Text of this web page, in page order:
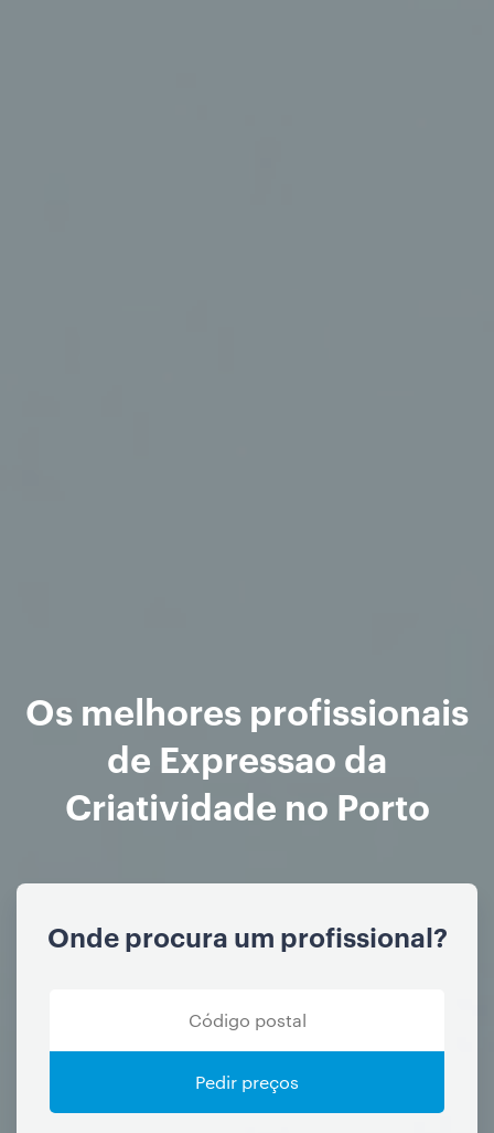
Os melhores profissionais
de Expressao da
Criatividade no Porto
Onde procura um profissional?
Pedir preços